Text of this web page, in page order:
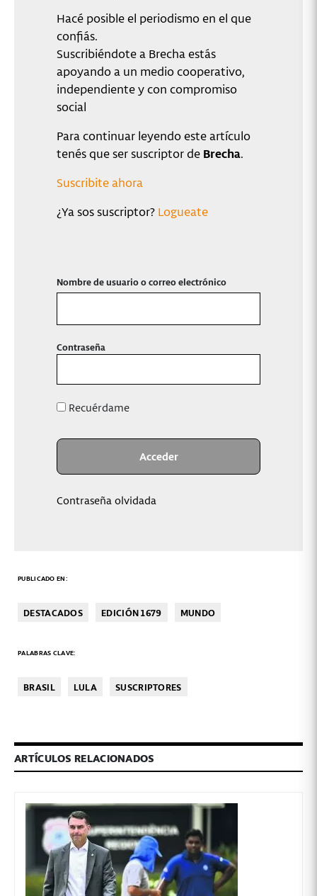
Hacé posible el periodismo en el que
confiás.
Suscribiéndote a Brecha estás
apoyando a un medio cooperativo,
independiente y con compromiso
social
Para continuar leyendo este artículo
tenés que ser suscriptor de Brecha.
Suscribite ahora
¿Ya sos suscriptor? Logueate
Nombre de usuario o correo electrónico
Contraseña
Recuérdame
Contraseña olvidada
PUBLICADO EN:
DESTACADOS EDICIÓN 1679 MUNDO
PALABRAS CLAVE:
BRASIL LULA SUSCRIPTORES
ARTÍCULOS RELACIONADOS